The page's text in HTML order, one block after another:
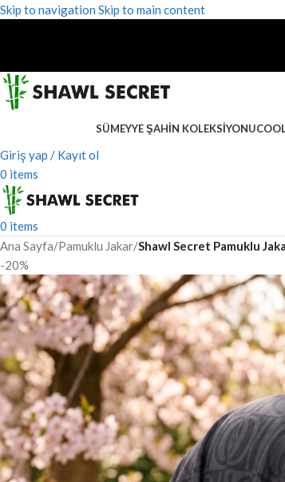
Skip to navigation Skip to main content
SÜMEYYE ŞAHIN KOLEKSIYONU
Giriş yap / Kayıt ol
0 items
0 items
Ana Sayfa/Pamuklu Jakar/Shawl Secret Pamuklu
-20%